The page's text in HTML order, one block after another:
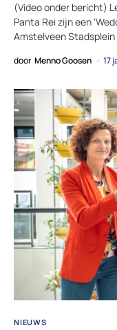
(Video onder bericht)
Panta Rei zijn een
Amstelveen
door Menno Goosen 17
NIEUWS